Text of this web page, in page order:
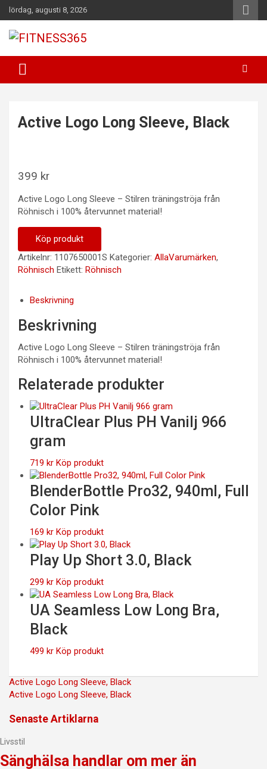
Hoppa
till
innehåll
lördag, augusti 8, 2026
FITNESS365
Active Logo Long Sleeve, Black
399 kr
Active Logo Long Sleeve – Stilren träningströja från
Röhnisch i 100% återvunnet material!
Köp produkt
Artikelnr: 1107650001S Kategorier: AllaVarumärken,
Röhnisch Etikett: Röhnisch
Beskrivning
Beskrivning
Active Logo Long Sleeve – Stilren träningströja från
Röhnisch i 100% återvunnet material!
Relaterade produkter
UltraClear Plus PH Vanilj 966
gram
719 kr Köp produkt
BlenderBottle Pro32, 940ml, Full
Color Pink
169 kr Köp produkt
Play Up Short 3.0, Black
299 kr Köp produkt
UA Seamless Low Long Bra,
Black
499 kr Köp produkt
Inläggsnavigering
Active Logo Long Sleeve, Black
Active Logo Long Sleeve, Black
Senaste Artiklarna
Livsstil
Sänghälsa handlar om mer än